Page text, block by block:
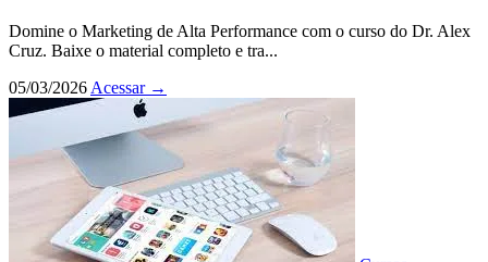
Domine o Marketing de Alta Performance com o curso do Dr. Alex
Cruz. Baixe o material completo e tra...
05/03/2026 Acessar →